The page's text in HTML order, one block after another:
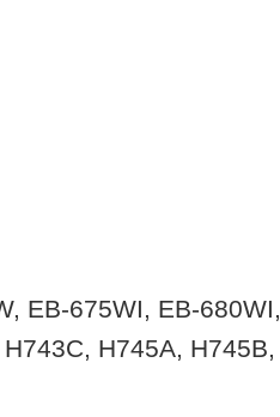
EB-675WI, EB-680WI,
H745A, H745B,